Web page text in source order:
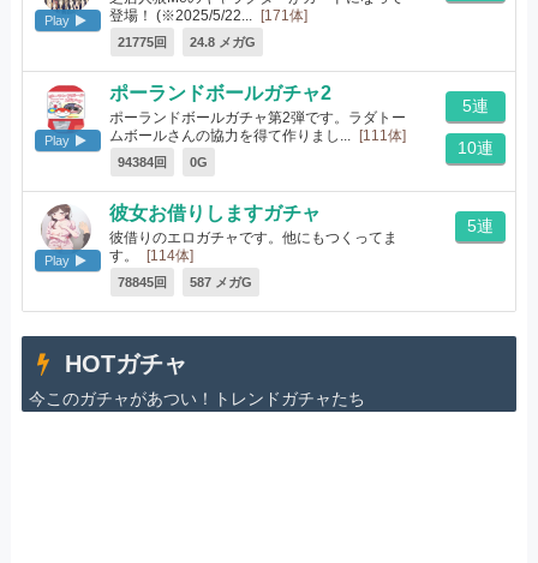
Play
登場！ (※2025/5/22...
[171体]
21775回 24.8 メガG
Play
ポーランドボールガチャ2
ポーランドボールガチャ第2弾です。ラダトー
ムボールさんの協力を得て作りまし...
[111体]
94384回 0G
5連
10連
Play
彼女お借りしますガチャ
彼借りのエロガチャです。他にもつくってま
す。
[114体]
78845回 587 メガG
5連
HOTガチャ
今このガチャがあつい！トレンドガチャたち